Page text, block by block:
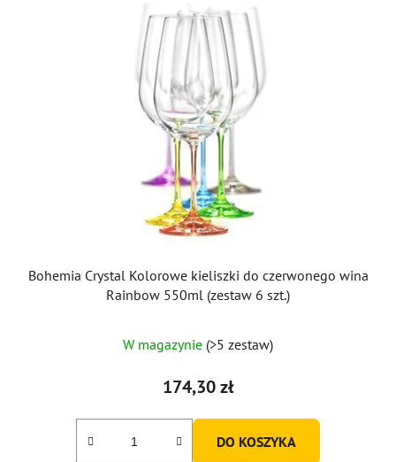
Bohemia Crystal Kolorowe kieliszki do czerwonego wina
Rainbow 550ml (zestaw 6 szt.)
ocena
produktu
4,7
W magazynie (>5 zestaw)
174,30 zł
DO KOSZYKA